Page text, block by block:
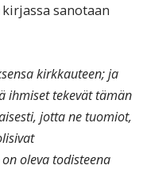
sanotaan
kirkkauteen; ja
ihmiset tekevät tämän
jotta ne tuomiot,
oleva todisteena